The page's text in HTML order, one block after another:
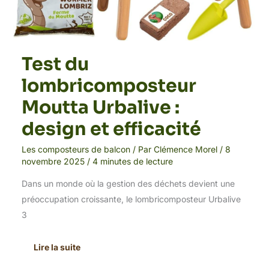
Test du
lombricomposteur
Moutta Urbalive :
design et efficacité
Les composteurs de balcon/ Par Clémence Morel / 8
novembre 2025 / 4 minutes de lecture
Dans un monde où la gestion des déchets devient une
préoccupation croissante, le lombricomposteur Urbalive
3
Lire la suite